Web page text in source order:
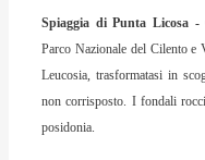
Spiaggia di Punta Licosa -
Parco Nazionale del Cilento
Leucosia, trasformatasi in
non corrisposto. I fondali
posidonia.